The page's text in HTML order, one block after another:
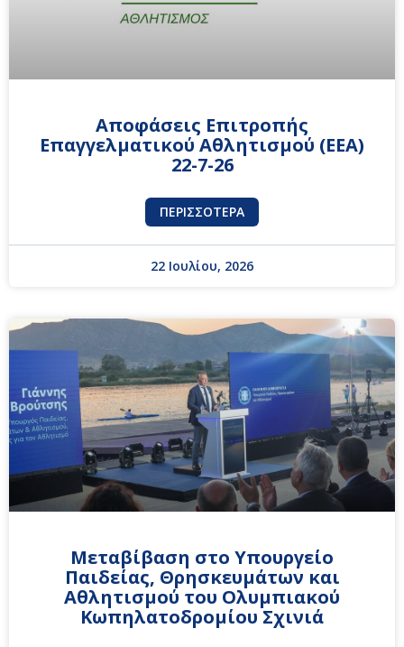
Αποφάσεις Επιτροπής
Επαγγελματικού Αθλητισμού (ΕΕΑ)
22-7-26
ΠΕΡΙΣΣΌΤΕΡΑ
22 Ιουλίου, 2026
Μεταβίβαση στο Υπουργείο
Παιδείας, Θρησκευμάτων και
Αθλητισμού του Ολυμπιακού
Κωπηλατοδρομίου Σχινιά